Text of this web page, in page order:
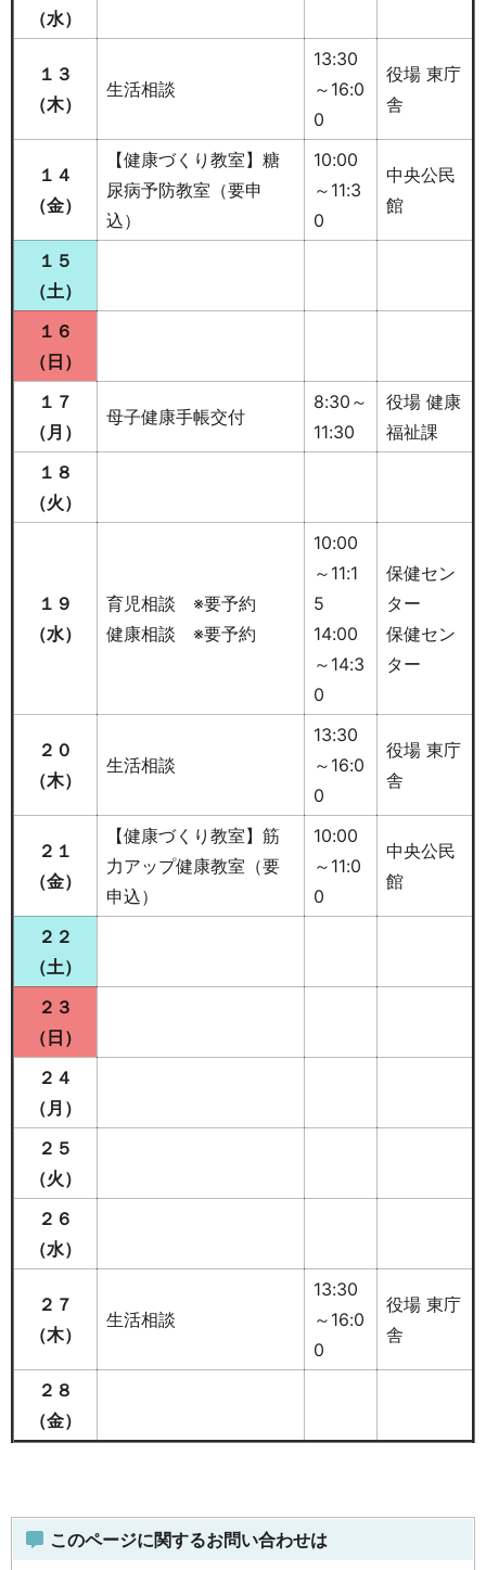
（水）
１３
（木）
生活相談
13:30
～16:0
0
役場 東庁
舎
１４
（金）
【健康づくり教室】糖
尿病予防教室（要申
込）
10:00
～11:3
0
中央公民
館
１５
（土）
１６
（日）
１７
（月）
母子健康手帳交付
8:30～
11:30
役場 健康
福祉課
１８
（火）
１９
（水）
育児相談 ※要予約
健康相談 ※要予約
10:00
～11:1
5
14:00
～14:3
0
保健セン
ター
保健セン
ター
２０
（木）
生活相談
13:30
～16:0
0
役場 東庁
舎
２１
（金）
【健康づくり教室】筋
力アップ健康教室（要
申込）
10:00
～11:0
0
中央公民
館
２２
（土）
２３
（日）
２４
（月）
２５
（火）
２６
（水）
２７
（木）
生活相談
13:30
～16:0
0
役場 東庁
舎
２８
（金）
このページに関するお問い合わせは